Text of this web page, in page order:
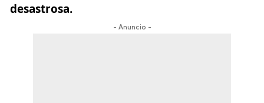
desastrosa.
- Anuncio -